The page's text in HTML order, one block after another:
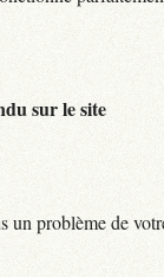
sur le site
un problème de